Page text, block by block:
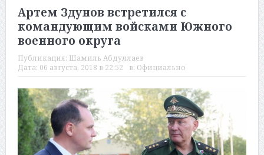
Артем Здунов встретился с
командующим войсками Южного
военного округа
Публикация: Шамиль Абдуллаев
Дата: 06 августа, 2018 в 22:52 в: Официально